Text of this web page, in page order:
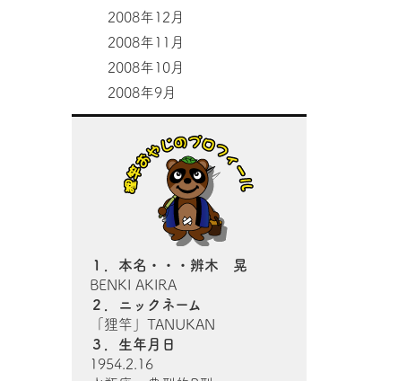
2008年12月
2008年11月
2008年10月
2008年9月
１．本名・・・辨木 晃
BENKI AKIRA
２．ニックネーム
「狸竿」TANUKAN
３．生年月日
1954.2.16